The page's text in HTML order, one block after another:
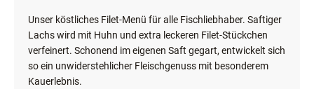
Unser köstliches Filet-Menü für alle Fischliebhaber. Saftiger
Lachs wird mit Huhn und extra leckeren Filet-Stückchen
verfeinert. Schonend im eigenen Saft gegart, entwickelt sich
so ein unwiderstehlicher Fleischgenuss mit besonderem
Kauerlebnis.